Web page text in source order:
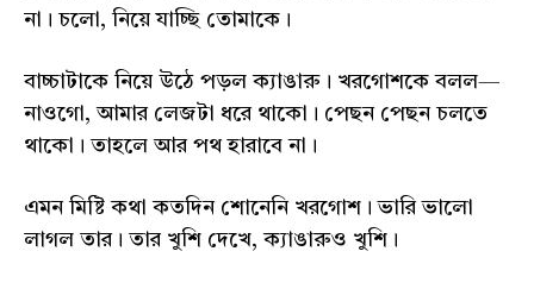
না। চলো, নিয়ে যাচ্ছি তোমাকে।
বাচ্চাটাকে নিয়ে উঠে পড়ল ক্যাঙারু। খরগোশকে বলল—
নাওগো, আমার লেজটা ধরে থাকো। পেছন পেছন চলতে
থাকো। তাহলে আর পথ হারাবে না।
এমন মিষ্টি কথা কতদিন শোনেনি খরগোশ। ভারি ভালো
লাগল তার। তার খুশি দেখে, ক্যাঙারুও খুশি।